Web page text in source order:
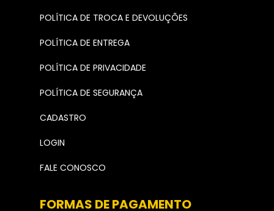
POLÍTICA DE TROCA E DEVOLUÇÕES
POLÍTICA DE ENTREGA
POLÍTICA DE PRIVACIDADE
POLÍTICA DE SEGURANÇA
CADASTRO
LOGIN
FALE CONOSCO
FORMAS DE PAGAMENTO